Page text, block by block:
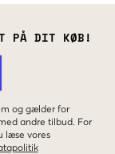
PÅ DIT KØB!
og gælder for
andre tilbud. For
læse vores